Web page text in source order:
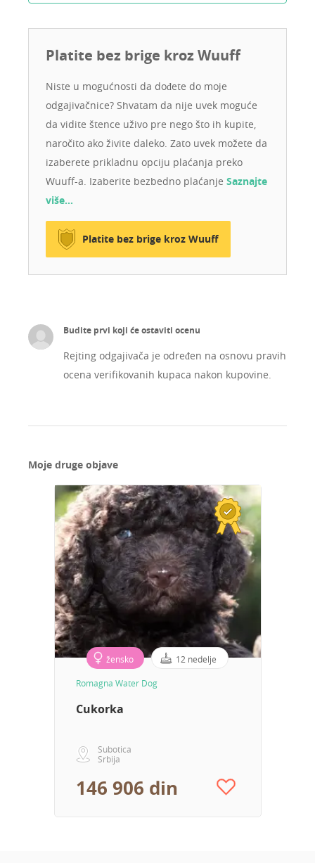
Platite bez brige kroz Wuuff
Niste u mogućnosti da dođete do moje
odgajivačnice? Shvatam da nije uvek moguće
da vidite štence uživo pre nego što ih kupite,
naročito ako živite daleko. Zato uvek možete da
izaberete prikladnu opciju plaćanja preko
Wuuff-a. Izaberite bezbedno plaćanje Saznajte
više…
Platite bez brige kroz Wuuff
Budite prvi koji će ostaviti ocenu
Rejting odgajivača je određen na osnovu pravih
ocena verifikovanih kupaca nakon kupovine.
Moje druge objave
žensko 12 nedelje
Romagna Water Dog
Cukorka
Subotica
Srbija
146 906 din